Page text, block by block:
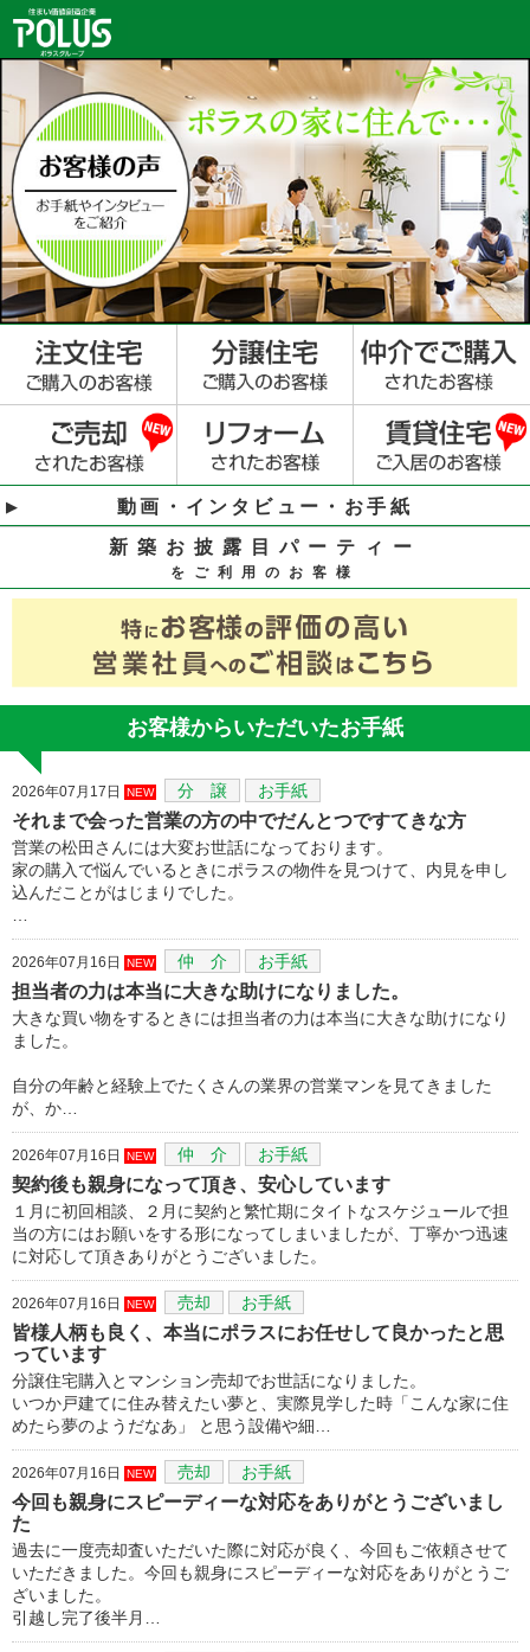
動画・インタビュー・お手紙
新築お披露目パーティー
をご利用のお客様
お客様からいただいたお手紙
2026年07月17日 NEW 分 譲 お手紙
それまで会った営業の方の中でだんとつですてきな方
営業の松田さんには大変お世話になっております。
家の購入で悩んでいるときにポラスの物件を見つけて、内見を申し
込んだことがはじまりでした。
2026年07月16日 NEW 仲 介 お手紙
担当者の力は本当に大きな助けになりました。
大きな買い物をするときには担当者の力は本当に大きな助けになり
ました。
自分の年齢と経験上でたくさんの業界の営業マンを見てきました
が、か…
2026年07月16日 NEW 仲 介 お手紙
契約後も親身になって頂き、安心しています
１月に初回相談、２月に契約と繁忙期にタイトなスケジュールで担
当の方にはお願いをする形になってしまいましたが、丁寧かつ迅速
に対応して頂きありがとうございました。
2026年07月16日 NEW 売却 お手紙
皆様人柄も良く、本当にポラスにお任せして良かったと思
っています
分譲住宅購入とマンション売却でお世話になりました。
いつか戸建てに住み替えたい夢と、実際見学した時「こんな家に住
めたら夢のようだなあ」 と思う設備や細…
2026年07月16日 NEW 売却 お手紙
今回も親身にスピーディーな対応をありがとうございまし
た
過去に一度売却査いただいた際に対応が良く、今回もご依頼させて
いただきました。今回も親身にスピーディーな対応をありがとうご
ざいました。
引越し完了後半月…